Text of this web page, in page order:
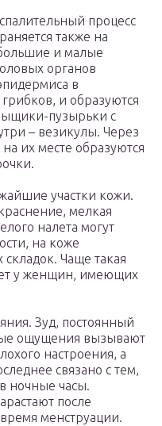
процесс
также на
и малые
органов
в
грибков, и образуются
пузырьки с
– везикулы. Через
их месте образуются
участки кожи.
мелкая
налета могут
на коже
Чаще такая
у женщин, имеющих
Зуд, постоянный
ощущения вызывают
настроения, а
связано с тем,
ночные часы.
после
менструации.